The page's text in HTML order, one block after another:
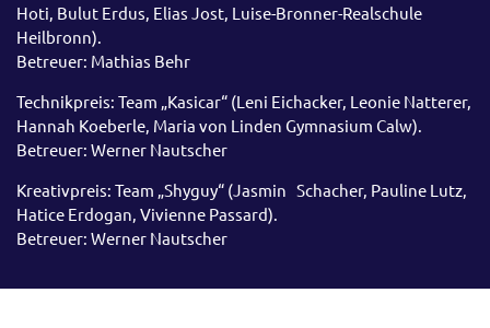
Hoti, Bulut Erdus, Elias Jost, Luise-Bronner-Realschule
Heilbronn).
Betreuer: Mathias Behr
Technikpreis: Team „Kasicar“ (Leni Eichacker, Leonie Natterer,
Hannah Koeberle, Maria von Linden Gymnasium Calw).
Betreuer: Werner Nautscher
Kreativpreis: Team „Shyguy“ (Jasmin Schacher, Pauline Lutz,
Hatice Erdogan, Vivienne Passard).
Betreuer: Werner Nautscher